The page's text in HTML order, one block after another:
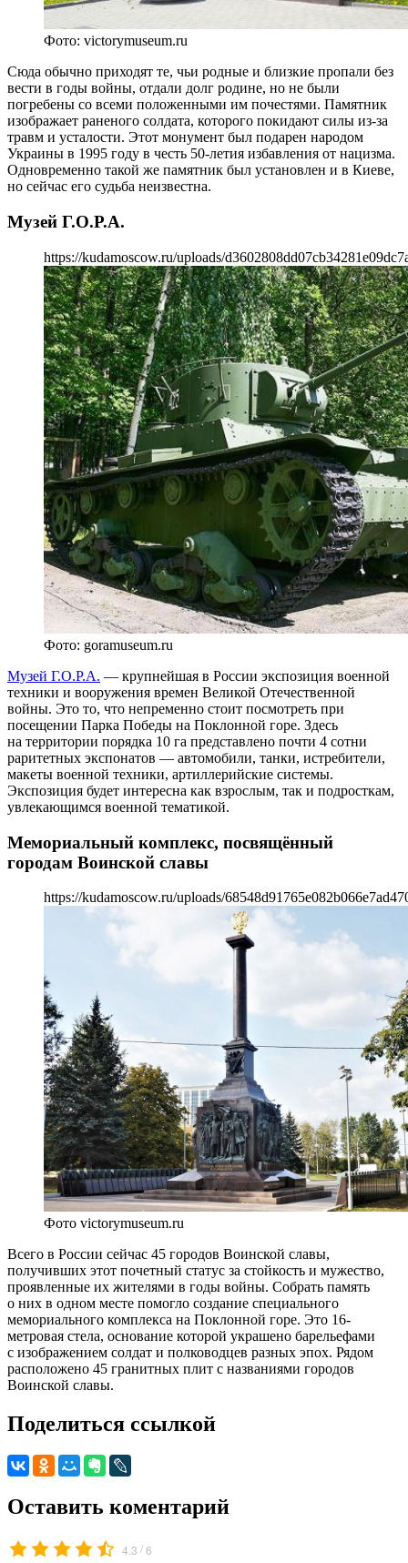
Фото: victorymuseum.ru
Сюда обычно приходят те, чьи родные и близкие пропали без
вести в годы войны, отдали долг родине, но не были
погребены со всеми положенными им почестями. Памятник
изображает раненого солдата, которого покидают силы из-за
травм и усталости. Этот монумент был подарен народом
Украины в 1995 году в честь 50-летия избавления от нацизма.
Одновременно такой же памятник был установлен и в Киеве,
но сейчас его судьба неизвестна.
Музей Г.О.Р.А.
https://kudamoscow.ru/uploads/
Фото: goramuseum.ru
Музей Г.О.Р.А. — крупнейшая в России экспозиция военной
техники и вооружения времен Великой Отечественной
войны. Это то, что непременно стоит посмотреть при
посещении Парка Победы на Поклонной горе. Здесь
на территории порядка 10 га представлено почти 4 сотни
раритетных экспонатов — автомобили, танки, истребители,
макеты военной техники, артиллерийские системы.
Экспозиция будет интересна как взрослым, так и подросткам,
увлекающимся военной тематикой.
Мемориальный комплекс, посвящённый
городам Воинской славы
https://kudamoscow.ru/uploads/
Фото victorymuseum.ru
Всего в России сейчас 45 городов Воинской славы,
получивших этот почетный статус за стойкость и мужество,
проявленные их жителями в годы войны. Собрать память
о них в одном месте помогло создание специального
мемориального комплекса на Поклонной горе. Это 16-
метровая стела, основание которой украшено барельефами
с изображением солдат и полководцев разных эпох. Рядом
расположено 45 гранитных плит с названиями городов
Воинской славы.
Поделиться ссылкой
Оставить коментарий
4.3 /6